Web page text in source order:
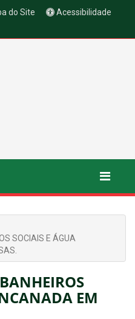
do Site
Acessibilidade
SOCIAIS E ÁGUA
EM